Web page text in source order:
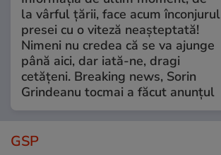
la vârful țării, face acum înconjurul
presei cu o viteză neașteptată!
Nimeni nu credea că se va ajunge
până aici, dar iată-ne, dragi
cetățeni. Breaking news, Sorin
Grindeanu tocmai a făcut anunțul
GSP